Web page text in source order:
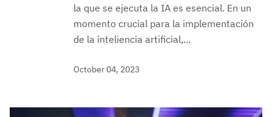
la que se ejecuta la IA es esencial. En un
momento crucial para la implementación
de la inteliencia artificial,...
October 04, 2023